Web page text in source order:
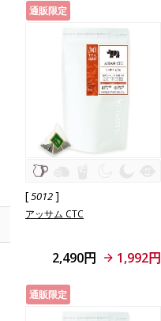
通販限定
[5012]
アッサム CTC
2,490円 1,992円
通販限定